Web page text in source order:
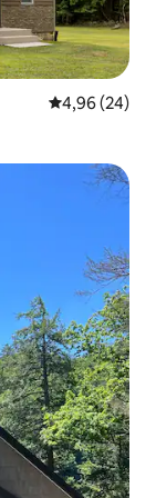
Gemiddelde
4,96 (24)